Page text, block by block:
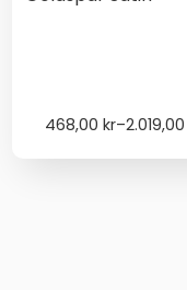
468,00kr–Price